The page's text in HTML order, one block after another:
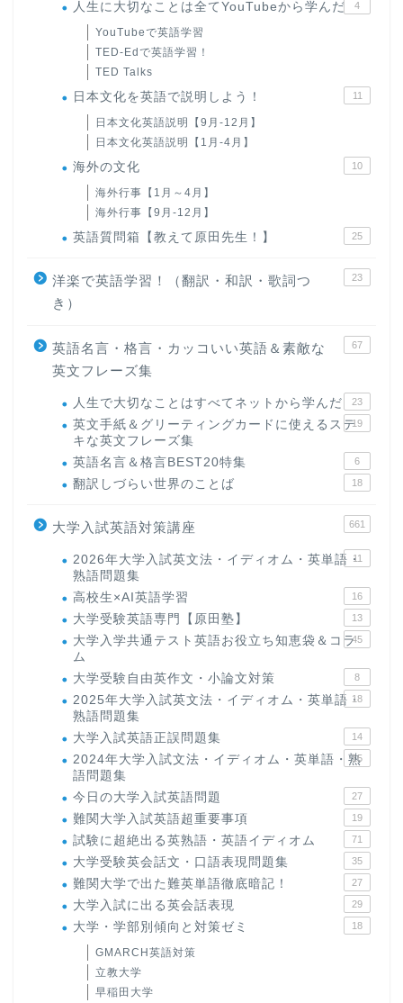
人生に大切なことは全てYouTubeから学んだ 4
YouTubeで英語学習
TED-Edで英語学習！
TED Talks
日本文化を英語で説明しよう！ 11
日本文化英語説明【9月-12月】
日本文化英語説明【1月-4月】
海外の文化 10
海外行事【1月～4月】
海外行事【9月-12月】
英語質問箱【教えて原田先生！】 25
洋楽で英語学習！（翻訳・和訳・歌詞つ
き）
23
英語名言・格言・カッコいい英語＆素敵な
英文フレーズ集
67
人生で大切なことはすべてネットから学んだ 23
英文手紙＆グリーティングカードに使えるステ
キな英文フレーズ集
19
英語名言＆格言BEST20特集 6
翻訳しづらい世界のことば 18
大学入試英語対策講座 661
2026年大学入試英文法・イディオム・英単語・
熟語問題集
11
高校生×AI英語学習 16
大学受験英語専門【原田塾】 13
大学入学共通テスト英語お役立ち知恵袋＆コラ
ム
45
大学受験自由英作文・小論文対策 8
2025年大学入試英文法・イディオム・英単語・
熟語問題集
18
大学入試英語正誤問題集 14
2024年大学入試文法・イディオム・英単語・熟
語問題集
15
今日の大学入試英語問題 27
難関大学入試英語超重要事項 19
試験に超絶出る英熟語・英語イディオム 71
大学受験英会話文・口語表現問題集 35
難関大学で出た難英単語徹底暗記！ 27
大学入試に出る英会話表現 29
大学・学部別傾向と対策ゼミ 18
GMARCH英語対策
立教大学
早稲田大学